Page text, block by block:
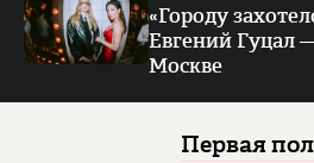
«Городу
Евгений Гуцал
Москве
Первая